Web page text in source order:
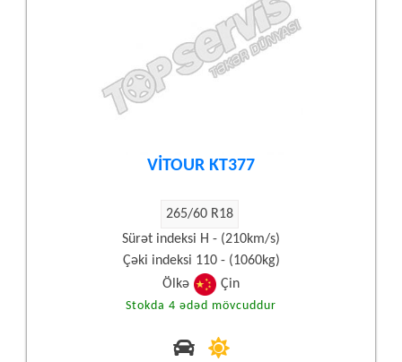
VİTOUR KT377
265/60 R18
Sürət indeksi H - (210km/s)
Çəki indeksi 110 - (1060kg)
Ölkə
Çin
Stokda 4 ədəd mövcuddur